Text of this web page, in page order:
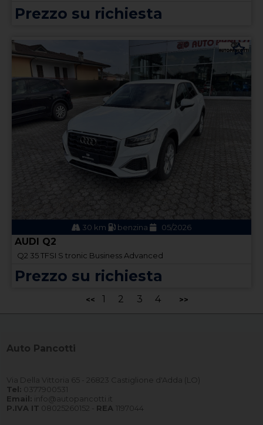
Prezzo su richiesta
30 km benzina 05/2026
AUDI Q2
Q2 35 TFSI S tronic Business Advanced
Prezzo su richiesta
<< 1 2 3 4 >>
Auto Pancotti
Via Della Vittoria 65 - 26823 Castiglione d'Adda (LO)
Tel: 0377900531
Email: info@autopancotti.it
P.IVA IT 08025260152 - REA 1197044